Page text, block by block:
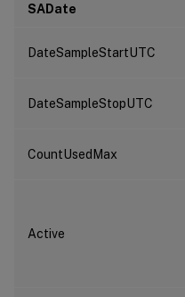
SADate
DateSampleStartUTC
DateSampleStopUTC
CountUsedMax
Active